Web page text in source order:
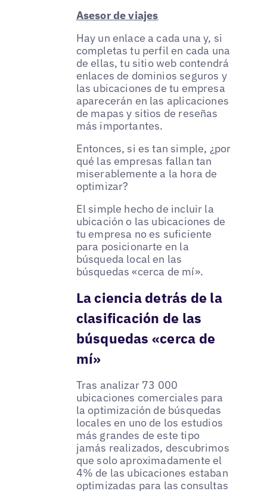
Asesor de viajes
Hay un enlace a cada una y, si
completas tu perfil en cada una
de ellas, tu sitio web contendrá
enlaces de dominios seguros y
las ubicaciones de tu empresa
aparecerán en las aplicaciones
de mapas y sitios de reseñas
más importantes.
Entonces, si es tan simple, ¿por
qué las empresas fallan tan
miserablemente a la hora de
optimizar?
El simple hecho de incluir la
ubicación o las ubicaciones de
tu empresa no es suficiente
para posicionarte en la
búsqueda local en las
búsquedas «cerca de mí».
La ciencia detrás de la
clasificación de las
búsquedas «cerca de
mí»
Tras analizar 73 000
ubicaciones comerciales para
la optimización de búsquedas
locales en uno de los estudios
más grandes de este tipo
jamás realizados, descubrimos
que solo aproximadamente el
4% de las ubicaciones estaban
optimizadas para las consultas